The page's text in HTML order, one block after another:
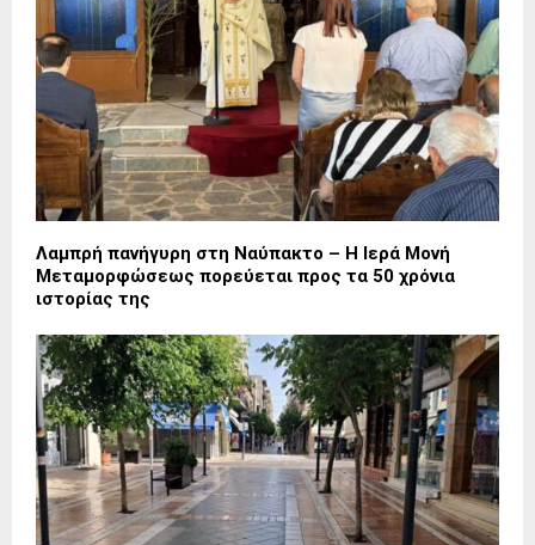
Λαμπρή πανήγυρη στη Ναύπακτο – Η Ιερά Μονή
Μεταμορφώσεως πορεύεται προς τα 50 χρόνια
ιστορίας της